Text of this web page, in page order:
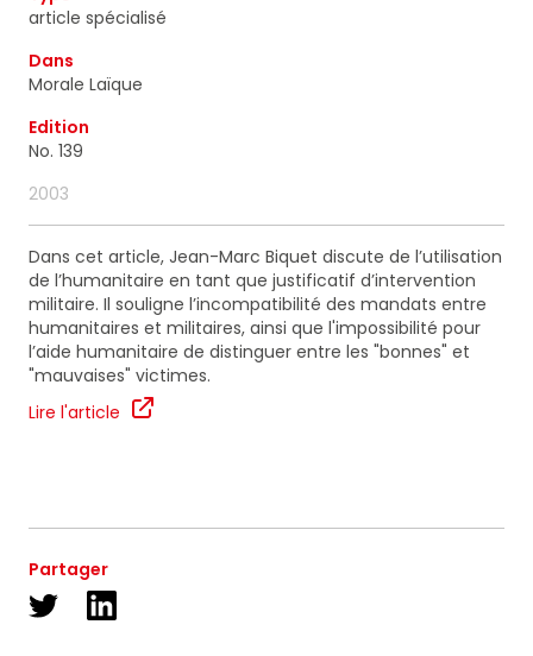
article spécialisé
Dans
Morale Laïque
Edition
No. 139
2003
Dans cet article, Jean-Marc Biquet discute de l’utilisation
de l’humanitaire en tant que justificatif d’intervention
militaire. Il souligne l’incompatibilité des mandats entre
humanitaires et militaires, ainsi que l'impossibilité pour
l’aide humanitaire de distinguer entre les "bonnes" et
"mauvaises" victimes.
Lire l'article
Partager
de désabonnement intégré dans chacun de nos